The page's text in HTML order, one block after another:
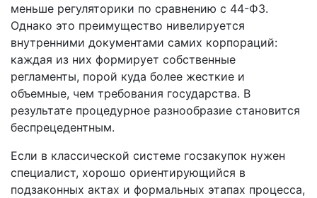
меньше регуляторики по сравнению с 44-ФЗ.
Однако это преимущество нивелируется
внутренними документами самих корпораций:
каждая из них формирует собственные
регламенты, порой куда более жесткие и
объемные, чем требования государства. В
результате процедурное разнообразие становится
беспрецедентным.
Если в классической системе госзакупок нужен
специалист, хорошо ориентирующийся в
подзаконных актах и формальных этапах процесса,